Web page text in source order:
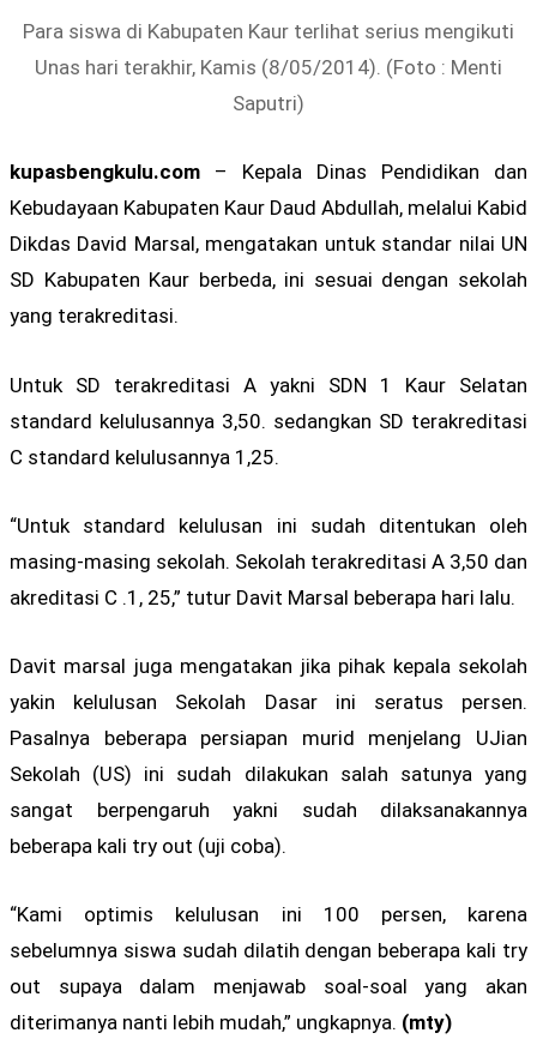
Para siswa di Kabupaten Kaur terlihat serius mengikuti
Unas hari terakhir, Kamis (8/05/2014). (Foto : Menti
Saputri)
kupasbengkulu.com – Kepala Dinas Pendidikan dan
Kebudayaan Kabupaten Kaur Daud Abdullah, melalui Kabid
Dikdas David Marsal, mengatakan untuk standar nilai UN
SD Kabupaten Kaur berbeda, ini sesuai dengan sekolah
yang terakreditasi.
Untuk SD terakreditasi A yakni SDN 1 Kaur Selatan
standard kelulusannya 3,50. sedangkan SD terakreditasi
C standard kelulusannya 1,25.
“Untuk standard kelulusan ini sudah ditentukan oleh
masing-masing sekolah. Sekolah terakreditasi A 3,50 dan
akreditasi C .1, 25,” tutur Davit Marsal beberapa hari lalu.
Davit marsal juga mengatakan jika pihak kepala sekolah
yakin kelulusan Sekolah Dasar ini seratus persen.
Pasalnya beberapa persiapan murid menjelang UJian
Sekolah (US) ini sudah dilakukan salah satunya yang
sangat berpengaruh yakni sudah dilaksanakannya
beberapa kali try out (uji coba).
“Kami optimis kelulusan ini 100 persen, karena
sebelumnya siswa sudah dilatih dengan beberapa kali try
out supaya dalam menjawab soal-soal yang akan
diterimanya nanti lebih mudah,” ungkapnya. (mty)